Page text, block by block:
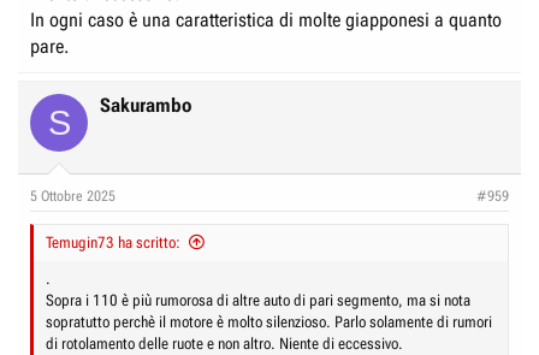
In ogni caso è una caratteristica di molte giapponesi a quanto
pare.
S Sakurambo
5 Ottobre 2025 #959
Temugin73 ha scritto:
.
Sopra i 110 è più rumorosa di altre auto di pari segmento, ma si nota
sopratutto perchè il motore è molto silenzioso. Parlo solamente di rumori
di rotolamento delle ruote e non altro. Niente di eccessivo.